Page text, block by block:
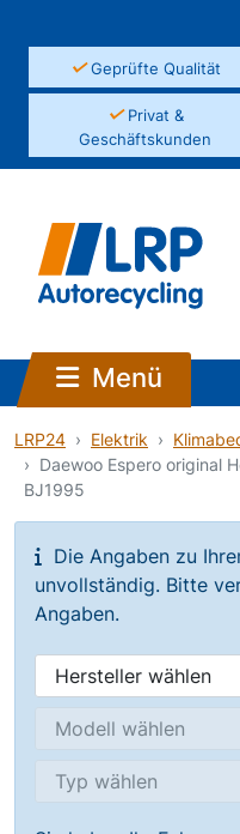
✓Geprüfte Qualität
✓Privat &
Geschäftskunden
Menü
LRP24 Elektrik
Daewoo Espero original
BJ1995
Die Angaben zu
unvollständig. Bitte
Angaben.